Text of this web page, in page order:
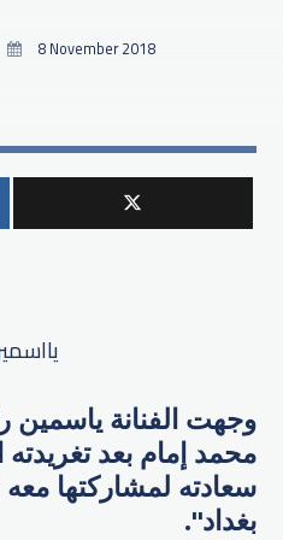
8 November 2018
وجهت الفنانة ياسمين
محمد إمام بعد
سعادته لمشاركتها
بغداد".